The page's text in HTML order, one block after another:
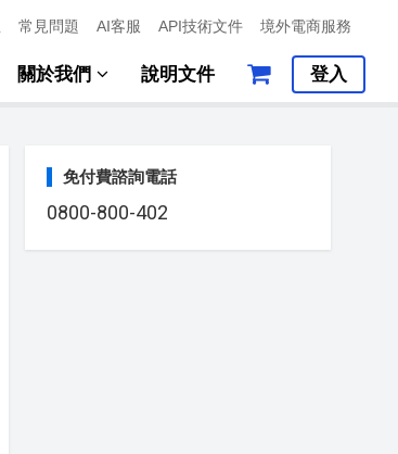
常見問題 AI客服 API技術文件 境外電商服務
關於我們 說明文件 登入
免付費諮詢電話
0800-800-402